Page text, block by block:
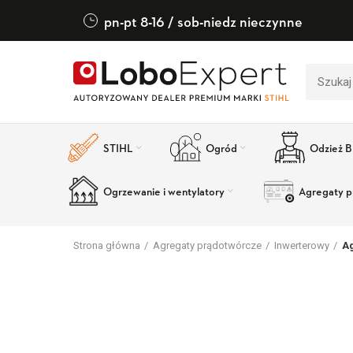
pn-pt 8-16 / sob-niedz nieczynne
STIHL Ogród Odzież
Ogrzewanie i wentylatory Agregaty
Strona główna Agregaty prądotwórcze Inwerterowy